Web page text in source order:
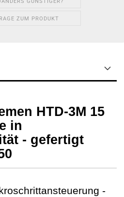
ZUM PRODUKT
HTD-3M 15
in
- gefertigt
-